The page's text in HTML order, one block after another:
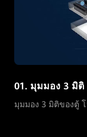
01. มุมมอง 3 มิติ
มุมมอง 3 มิติของตู้